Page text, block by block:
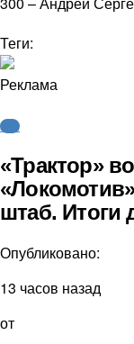
Теги:
Реклама
КХЛ
«Трактор»
штаб. Итоги
Опубликовано:
13 часов назад
от